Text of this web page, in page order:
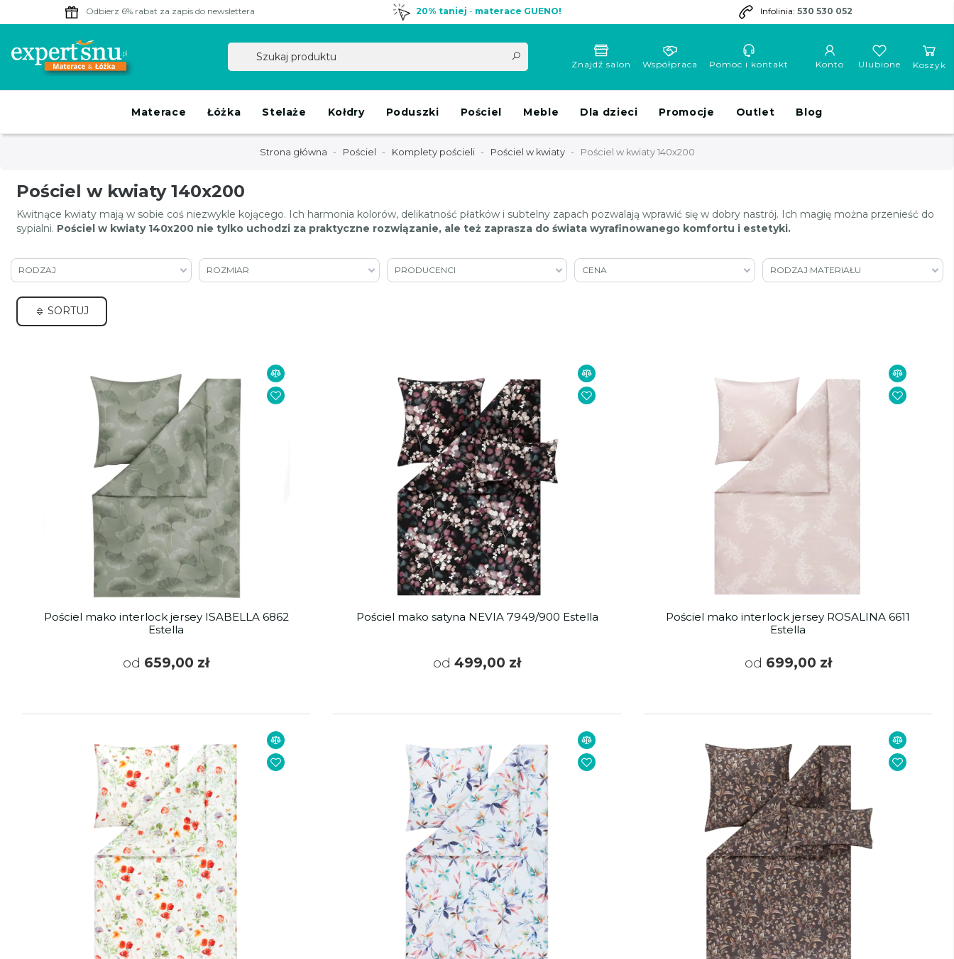
Odbierz 6% rabat za zapis do newslettera 20% taniej - materace GUENO! Infolinia: 530 530 052
Znajdź salon Współpraca Pomoc i kontakt Konto Koszyk
Ulubione
Materace Łóżka Stelaże Kołdry Poduszki Pościel Meble Dla dzieci Promocje Outlet Blog
Strona główna Pościel Komplety pościeli Pościel w kwiaty Pościel w kwiaty 140x200
Pościel w kwiaty 140x200
Kwitnące kwiaty mają w sobie coś niezwykle kojącego. Ich harmonia kolorów, delikatność płatków i subtelny zapach pozwalają wprawić się w dobry nastrój. Ich magię można przenieść do
sypialni. Pościel w kwiaty 140x200 nie tylko uchodzi za praktyczne rozwiązanie, ale też zaprasza do świata wyrafinowanego komfortu i estetyki.
RODZAJ ROZMIAR PRODUCENCI CENA RODZAJ MATERIAŁU
SORTUJ
Pościel mako interlock jersey ISABELLA 6862
Estella
od 659,00 zł
Pościel mako satyna NEVIA 7949/900 Estella
od 499,00 zł
Pościel mako interlock jersey ROSALINA 6611
Estella
od 699,00 zł